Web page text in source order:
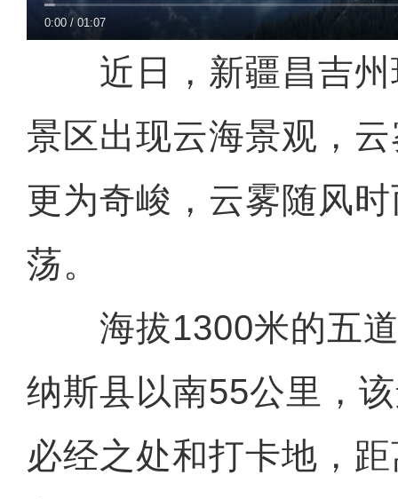
0:00 /01:07
近日，新疆昌吉州
景区出现云海景观，
更为奇峻，云雾随风
荡。
海拔1300米的五道
纳斯县以南55公里，
必经之处和打卡地，